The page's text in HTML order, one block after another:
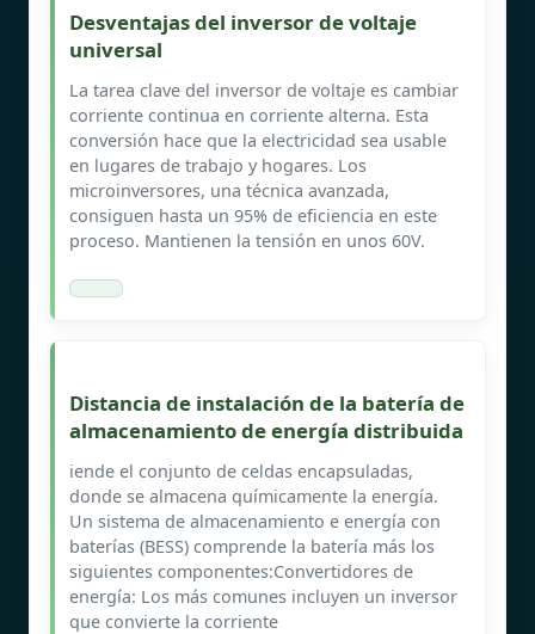
Desventajas del inversor de voltaje
universal
La tarea clave del inversor de voltaje es cambiar
corriente continua en corriente alterna. Esta
conversión hace que la electricidad sea usable
en lugares de trabajo y hogares. Los
microinversores, una técnica avanzada,
consiguen hasta un 95% de eficiencia en este
proceso. Mantienen la tensión en unos 60V.
Distancia de instalación de la batería de
almacenamiento de energía distribuida
iende el conjunto de celdas encapsuladas,
donde se almacena químicamente la energía.
Un sistema de almacenamiento e energía con
baterías (BESS) comprende la batería más los
siguientes componentes:Convertidores de
energía: Los más comunes incluyen un inversor
que convierte la corriente